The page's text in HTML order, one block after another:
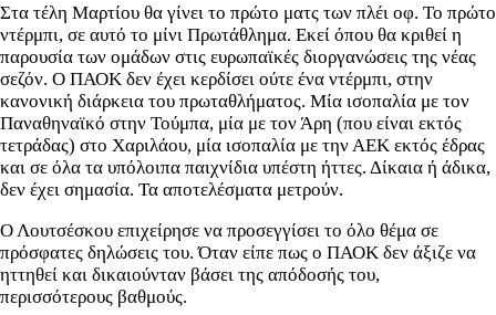
Στα τέλη Μαρτίου θα γίνει το πρώτο ματς των πλέι οφ. Το πρώτο
ντέρμπι, σε αυτό το μίνι Πρωτάθλημα. Εκεί όπου θα κριθεί η
παρουσία των ομάδων στις ευρωπαϊκές διοργανώσεις της νέας
σεζόν. Ο ΠΑΟΚ δεν έχει κερδίσει ούτε ένα ντέρμπι, στην
κανονική διάρκεια του πρωταθλήματος. Μία ισοπαλία με τον
Παναθηναϊκό στην Τούμπα, μία με τον Άρη (που είναι εκτός
τετράδας) στο Χαριλάου, μία ισοπαλία με την ΑΕΚ εκτός έδρας
και σε όλα τα υπόλοιπα παιχνίδια υπέστη ήττες. Δίκαια ή άδικα,
δεν έχει σημασία. Τα αποτελέσματα μετρούν.
Ο Λουτσέσκου επιχείρησε να προσεγγίσει το όλο θέμα σε
πρόσφατες δηλώσεις του. Όταν είπε πως ο ΠΑΟΚ δεν άξιζε να
ηττηθεί και δικαιούνταν βάσει της απόδοσής του,
περισσότερους βαθμούς.